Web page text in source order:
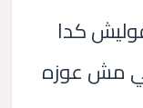
كدا
مش عوزه